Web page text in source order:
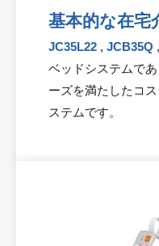
基本的な在宅
JC35L22 , JCB35Q ,
ベッドシステムで
ーズを満たしたコ
ステムです。